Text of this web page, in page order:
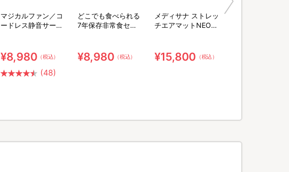
マジカルファン／コ
ードレス静音サーキ
¥8,980 （税込）
(48)
どこでも食べられる
7年保存非常食セッ
茶&口腔ケア用ウェ
ット綿棒
¥8,980 （税込）
メディサナ ストレッ
チエアマットNEO／
¥15,800 （税込）